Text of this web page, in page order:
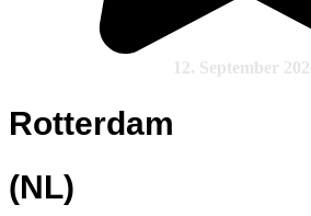
12. September
Rotterdam
(NL)